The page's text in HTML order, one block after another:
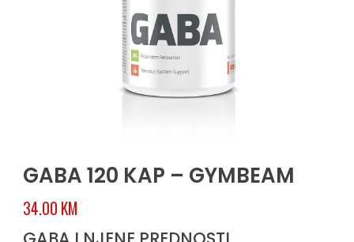
GABA 120 KAP – GYMBEAM
34.00 KM